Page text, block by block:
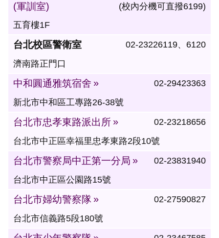
(軍訓室)
(校內分機可直撥6199)
五育樓1F
台北校區警衛室
02-23226119、6120
濟南路正門口
中和圓通雅筑宿舍
02-29423363
新北市中和區工專路26-38號
台北市忠孝東路派出所
02-23218656
台北市中正區幸福里忠孝東路2段10號
台北市警察局中正第一分局
02-23831940
台北市中正區公園路15號
台北市婦幼警察隊
02-27590827
台北市信義路5段180號